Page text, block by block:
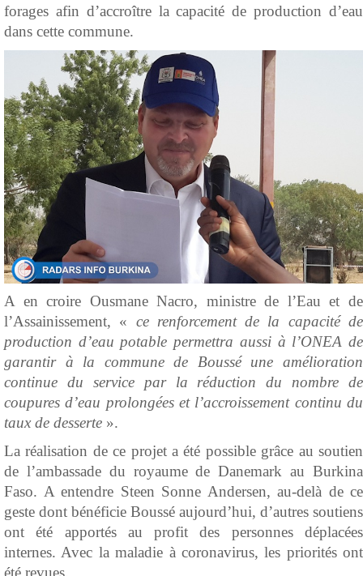
forages afin d’accroître la capacité de production d’eau
dans cette commune.
A en croire Ousmane Nacro, ministre de l’Eau et de
l’Assainissement, « ce renforcement de la capacité de
production d’eau potable permettra aussi à l’ONEA de
garantir à la commune de Boussé une amélioration
continue du service par la réduction du nombre de
coupures d’eau prolongées et l’accroissement continu du
taux de desserte ».
La réalisation de ce projet a été possible grâce au soutien
de l’ambassade du royaume de Danemark au Burkina
Faso. A entendre Steen Sonne Andersen, au-delà de ce
geste dont bénéficie Boussé aujourd’hui, d’autres soutiens
ont été apportés au profit des personnes déplacées
internes. Avec la maladie à coronavirus, les priorités ont
été revues.